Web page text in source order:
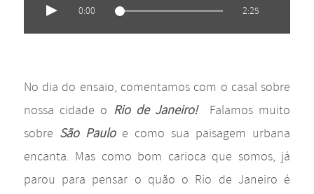
0:00 2:25
No dia do ensaio, comentamos com o casal sobre
nossa cidade o Rio de Janeiro!
Falamos muito
sobre São Pauloe como sua paisagem urbana
encanta. Mas como bom carioca que somos, já
parou para pensar o quão o Rio de Janeiro é